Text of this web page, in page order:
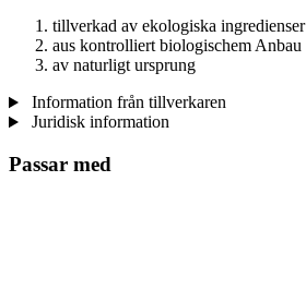
tillverkad av ekologiska ingredienser
aus kontrolliert biologischem Anbau
av naturligt ursprung
Information från tillverkaren
Juridisk information
Passar med